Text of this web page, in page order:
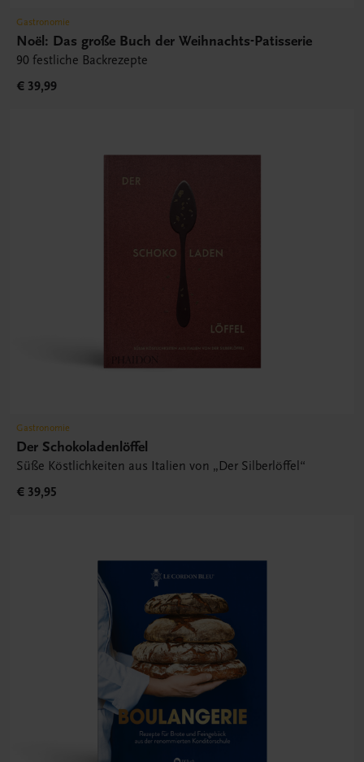
Gastronomie
Noël: Das große Buch der Weihnachts-Patisserie
90 festliche Backrezepte
€ 39,99
Gastronomie
Der Schokoladenlöffel
Süße Köstlichkeiten aus Italien von „Der Silberlöffel“
€ 39,95